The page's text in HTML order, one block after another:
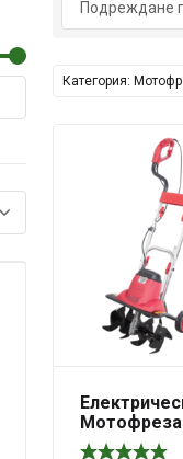
Категория:
Мотофреза
RD-ET03